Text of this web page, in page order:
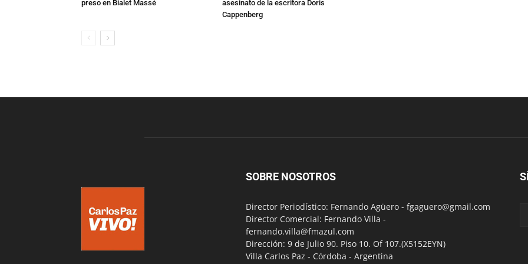
preso en Bialet Massé
asesinato de la escritora Doris
Cappenberg
SOBRE NOSOTROS
Director Periodístico: Fernando Agüero - fgaguero@gmail.com
Director Comercial: Fernando Villa -
fernando.villa@fmazul.com
Dirección: 9 de Julio 90. Piso 10. Of 107.(X5152EYN)
Villa Carlos Paz - Córdoba - Argentina